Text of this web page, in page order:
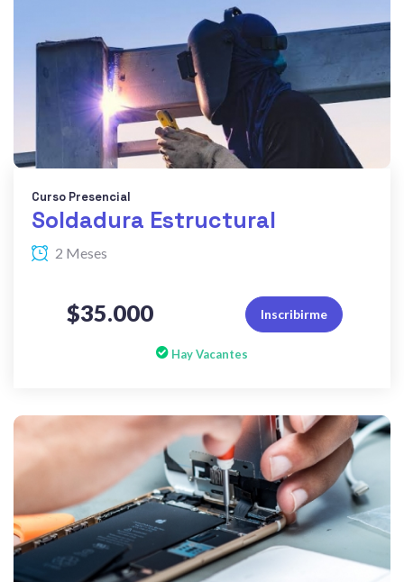
Curso Presencial
Soldadura Estructural
2 Meses
$35.000 Inscribirme
Hay Vacantes